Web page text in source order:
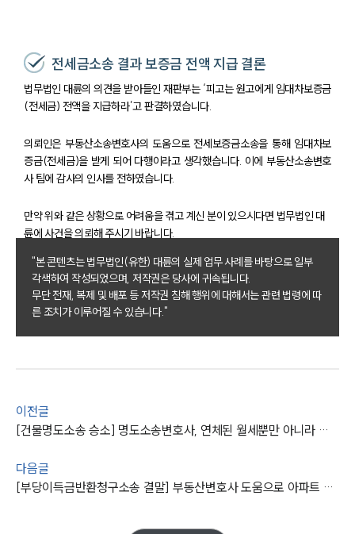
법률지식인
고객후기
건설부 업무
전체
구성원 소개
부동산전문변호사
소식/자료
언론보도
세미나
전세금소송 결과 보증금 전액 지급 결론
법무법인 대륜의 의견을 받아들인 재판부는 ‘피고는 원고에게 임대차보증금
(전세금) 전액을 지급하라’고 판결하였습니다.
의뢰인은 부동산소송변호사의 도움으로 전세보증금소송을 통해 임대차보
증금(전세금)을 받게 되어 다행이라고 생각했습니다. 이에 부동산소송변호
사 팀에 감사의 인사를 전하였습니다.
만약 위와 같은 상황으로 어려움을 겪고 계신 분이 있으시다면 법무법인 대
륜에 사건을 의뢰해 주시기 바랍니다.
"본 콘텐츠는 법무법인(유한) 대륜의 실제 업무 사례를 바탕으로 일부
각색하여 작성되었으며, 저작권은 당사에 귀속됩니다.
무단 전재, 복제 및 배포 등 저작권 침해 행위에 대해서는 관련 법령에 따
른 조치가 이루어질 수 있습니다."
이전글
[건물명도소송 승소] 명도소송변호사, 연체된 월세뿐만 아니라 관리비 채무도 모두 청구
다음글
[부당이득금반환청구소송 결말] 부동산변호사 도움으로 아파트 분양권 투자금 전액 돌려받기 성공